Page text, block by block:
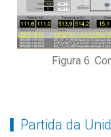
Figura 6.
Partida da